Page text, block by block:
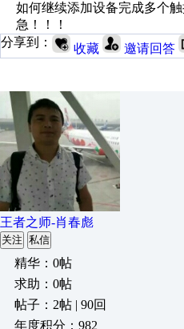
如何继续添加设备完成多个触
急！！！
分享到：
收藏 邀请回答
王者之师-肖春彪
关注 私信
精华：0帖
求助：0帖
帖子：2帖 | 90回
年度积分：982